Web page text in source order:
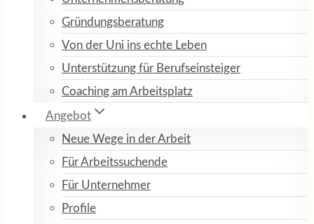
Gründungsberatung
Von der Uni ins echte Leben
Unterstützung für Berufseinsteiger
Coaching am Arbeitsplatz
Angebot
Neue Wege in der Arbeit
Für Arbeitssuchende
Für Unternehmer
Profile